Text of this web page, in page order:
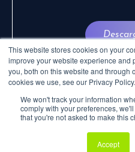
This website stores cookies on your
improve your website experience and
you, both on this website and through
cookies we use, see our Privacy Policy.
We won't track your information
comply with your preferences,
that you're not asked to make this
Accept
© 2024 CVCLAVOZ .